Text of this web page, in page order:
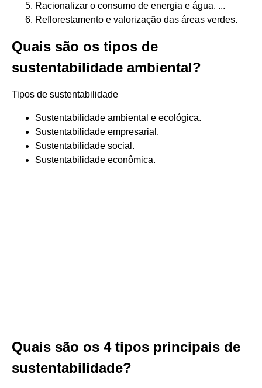
Racionalizar o consumo de energia e água. ...
Reflorestamento e valorização das áreas verdes.
Quais são os tipos de
sustentabilidade ambiental?
Tipos de sustentabilidade
Sustentabilidade ambiental e ecológica.
Sustentabilidade empresarial.
Sustentabilidade social.
Sustentabilidade econômica.
Quais são os 4 tipos principais de
sustentabilidade?